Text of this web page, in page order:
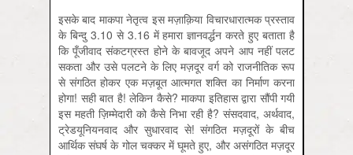
इसके बाद माकपा नेतृत्व इस मज़ाक़िया विचारधारात्मक प्रस्ताव
के बिन्दु 3.10 से 3.16 में हमारा ज्ञानवर्द्धन करते हुए बताता है
कि पूँजीवाद संकटग्रस्त होने के बावजूद अपने आप नहीं पलट
सकता और उसे पलटने के लिए मज़दूर वर्ग को राजनीतिक रूप
से संगठित होकर एक मज़बूत आत्मगत शक्ति का निर्माण करना
होगा! सही बात है! लेकिन कैसे? माकपा इतिहास द्वारा सौंपी गयी
इस महती ज़िम्मेदारी को कैसे निभा रही है? संसदवाद, अर्थवाद,
ट्रेडयूनियनवाद और सुधारवाद से! संगठित मज़दूरों के बीच
आर्थिक संघर्ष के गोल चक्कर में घूमते हुए, और असंगठित मज़दूर